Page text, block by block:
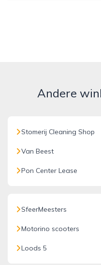
Andere
Stomerij Cleaning Shop
Van Beest
Pon Center Lease
SfeerMeesters
Motorino scooters
Loods 5